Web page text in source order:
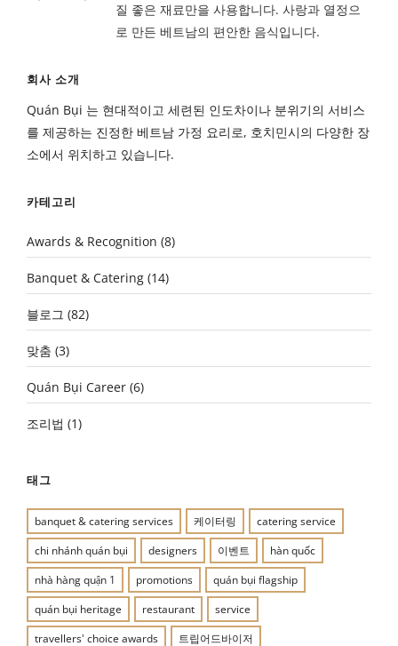
질 좋은 재료만을 사용합니다. 사랑과 열정으
로 만든 베트남의 편안한 음식입니다.
회사 소개
Quán Bụi 는 현대적이고 세련된 인도차이나 분위기의 서비스
를 제공하는 진정한 베트남 가정 요리로, 호치민시의 다양한 장
소에서 위치하고 있습니다.
카테고리
Awards & Recognition (8)
Banquet & Catering (14)
블로그 (82)
맞춤 (3)
Quán Bụi Career (6)
조리법 (1)
태그
banquet & catering services 케이터링
catering service
chi nhánh quán bụi
designers 이벤트
hàn quốc
nhà hàng quận 1
promotions
quán bụi flagship
quán bụi heritage
restaurant
service
travellers' choice awards
트립어드바이저